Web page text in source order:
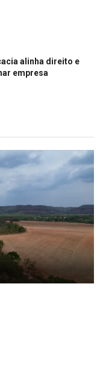
alinha direito e
empresa